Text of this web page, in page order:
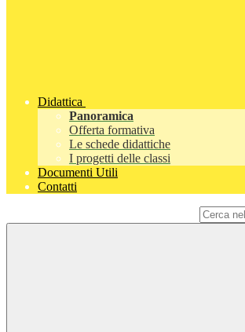
Didattica
Panoramica
Offerta formativa
Le schede didattiche
I progetti delle classi
Documenti Utili
Contatti